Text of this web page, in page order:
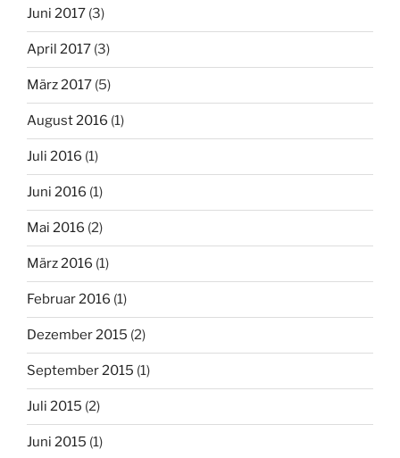
Juni 2017 (3)
April 2017 (3)
März 2017 (5)
August 2016 (1)
Juli 2016 (1)
Juni 2016 (1)
Mai 2016 (2)
März 2016 (1)
Februar 2016 (1)
Dezember 2015 (2)
September 2015 (1)
Juli 2015 (2)
Juni 2015 (1)